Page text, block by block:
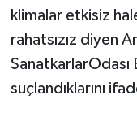
klimalar etkisiz
rahatsızız diyen
SanatkarlarOdası
suçlandıklarını
Yaşam